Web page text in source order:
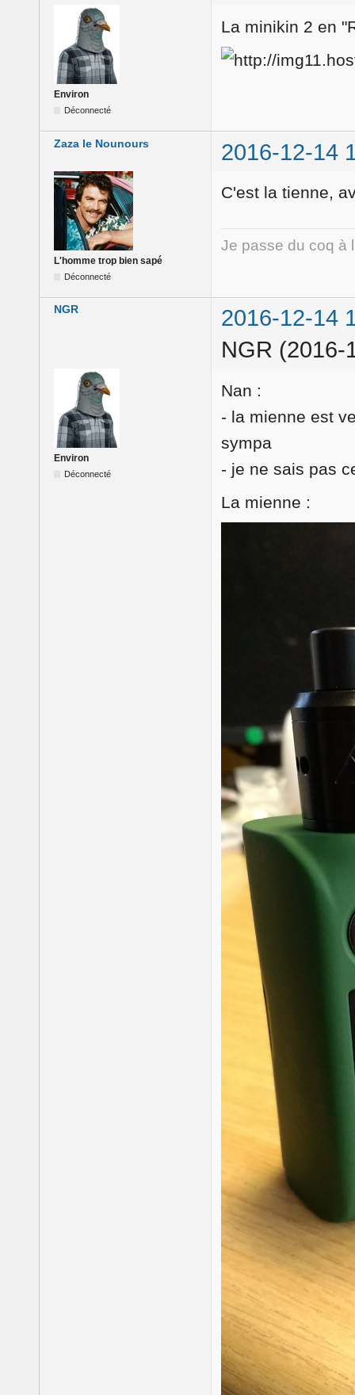
Environ
Déconnecté
La minikin 2 en
Zaza le Nounours 2016-12-14
L'homme trop bien sapé
Déconnecté
C'est la tienne,
Je passe du coq à
NGR
2016-12-14
NGR (2016-
Environ
Déconnecté
Nan :
- la mienne est
sympa
- je ne sais pas
La mienne :